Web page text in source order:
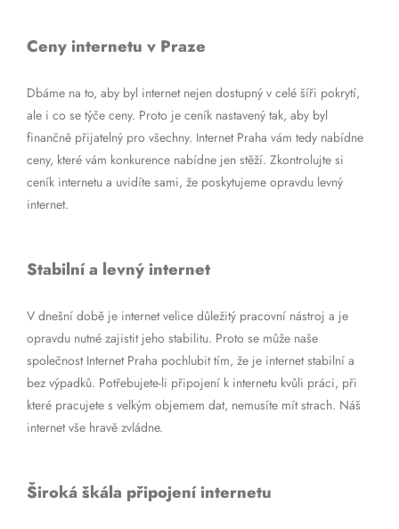
Ceny internetu v Praze
Dbáme na to, aby byl internet nejen dostupný v celé šíři pokrytí,
ale i co se týče ceny. Proto je ceník nastavený tak, aby byl
finančně přijatelný pro všechny. Internet Praha vám tedy nabídne
ceny, které vám konkurence nabídne jen stěží. Zkontrolujte si
ceník internetu a uvidíte sami, že poskytujeme opravdu levný
internet.
Stabilní a levný internet
V dnešní době je internet velice důležitý pracovní nástroj a je
opravdu nutné zajistit jeho stabilitu. Proto se může naše
společnost Internet Praha pochlubit tím, že je internet stabilní a
bez výpadků. Potřebujete-li připojení k internetu kvůli práci, při
které pracujete s velkým objemem dat, nemusíte mít strach. Náš
internet vše hravě zvládne.
Široká škála připojení internetu